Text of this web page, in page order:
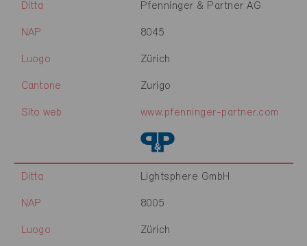
Ditta Pfenninger & Partner AG
NAP 8045
Luogo Zürich
Cantone Zurigo
Sito web www.pfenninger-partner.com
Ditta Lightsphere GmbH
NAP 8005
Luogo Zürich